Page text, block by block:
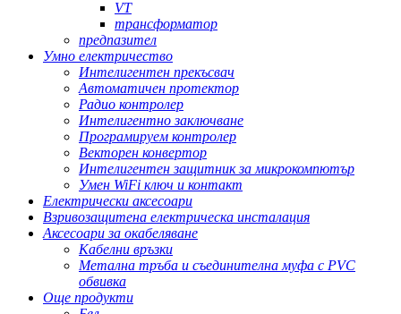
VT
трансформатор
предпазител
Умно електричество
Интелигентен прекъсвач
Автоматичен протектор
Радио контролер
Интелигентно заключване
Програмируем контролер
Векторен конвертор
Интелигентен защитник за микрокомпютър
Умен WiFi ключ и контакт
Електрически аксесоари
Взривозащитена електрическа инсталация
Аксесоари за окабеляване
Кабелни връзки
Метална тръба и съединителна муфа с PVC
обвивка
Още продукти